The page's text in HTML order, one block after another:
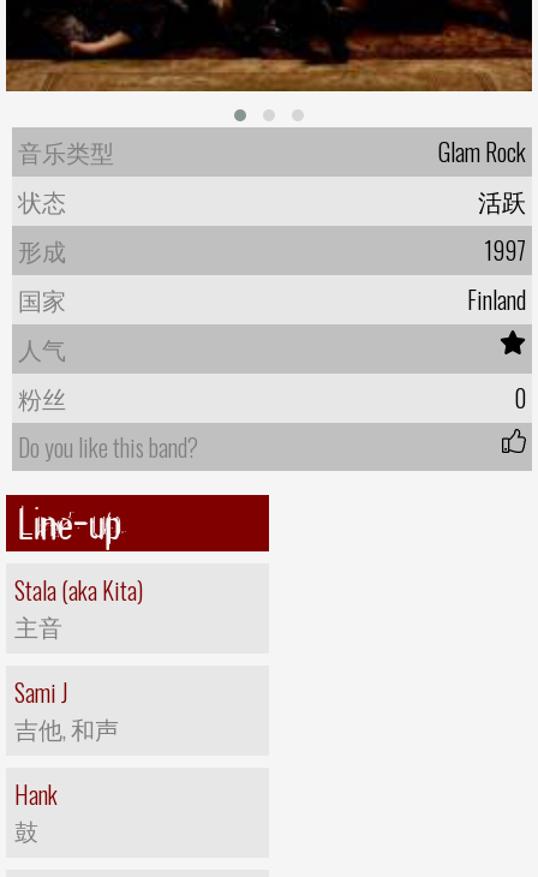
音乐类型
Glam Rock
状态
活跃
形成
1997
国家
Finland
人气
粉丝
0
Do you like this band?
Line-up
Stala (aka Kita)
主音
Sami J
吉他, 和声
Hank
鼓